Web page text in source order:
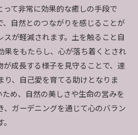
って非常に効果的な癒しの手段で
、自然とのつながりを感じることが
スが軽減されます。土を触ること自
果をもたらし、心が落ち着くとされ
が成長する様子を見守ることで、達
り、自己愛を育てる助けとなりま
ため、自然の美しさや生命の営みを
、ガーデニングを通じて心のバラン